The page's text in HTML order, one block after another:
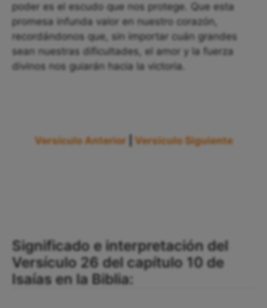
poder es el escudo que nos protege. Que esta
promesa infunda valor en nuestro corazón,
recordándonos que, sin importar cuán grandes
sean nuestras dificultades, el amor y la fuerza
divinos nos guiarán hacia la victoria.
Versículo Anterior Versículo Siguiente
Significado e interpretación del
Versículo 26 del capítulo 10 de
Isaías en la Biblia: